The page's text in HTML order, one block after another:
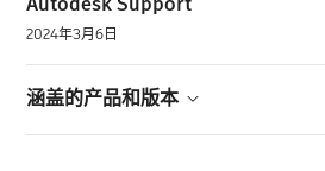
2024年3月6日
涵盖的产品和版本